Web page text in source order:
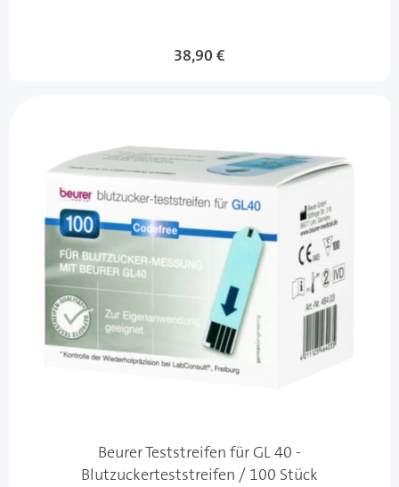
38,90 €
Beurer Teststreifen für GL 40 -
Blutzuckerteststreifen / 100 Stück